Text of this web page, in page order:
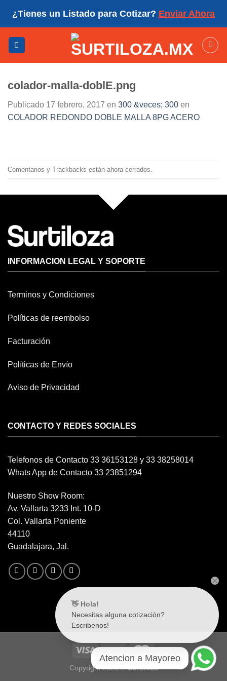
¿Tienes un Listado para Cotizar? Enviar Ahora
colador-malla-doblE.png
Publicado 17 febrero, 2017 en 300 &veces; 300 en
COLADOR REDONDO DOBLE MALLA 8PG ACERO
Comentarios y Trackbacks están ahora cerrados.
INFORMACION LEGAL Y SOPORTE
Terminos y Condiciones
Políticas de reembolso
Facturación
Políticas de Envío
Aviso de Privacidad
CONTACTO Y REDES SOCIALES
Telefonos de Contacto 33 36153128 y 33 38258014
Whats App de Contacto 33 23851294
Nuestro Show Room:
Av. Vallarta 3233 Int. 10-D
Col. Vallarta Poniente
44110
Guadalajara, Jal.
Copyright 2026 ©Surtiloza
👋 Hola!
Necesitas alguna cotización?
Escribenos!
Atencion a Mayoreo